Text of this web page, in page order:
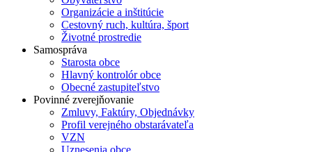
Organizácie a inštitúcie
Cestovný ruch, kultúra, šport
Životné prostredie
Samospráva
Starosta obce
Hlavný kontrolór obce
Obecné zastupiteľstvo
Povinné zverejňovanie
Zmluvy, Faktúry, Objednávky
Profil verejného obstarávateľa
VZN